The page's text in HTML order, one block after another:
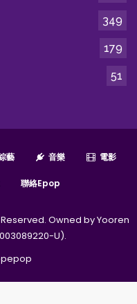
349
179
51
藝 音樂 電影
聯絡epop
Owned by Yooren
U).